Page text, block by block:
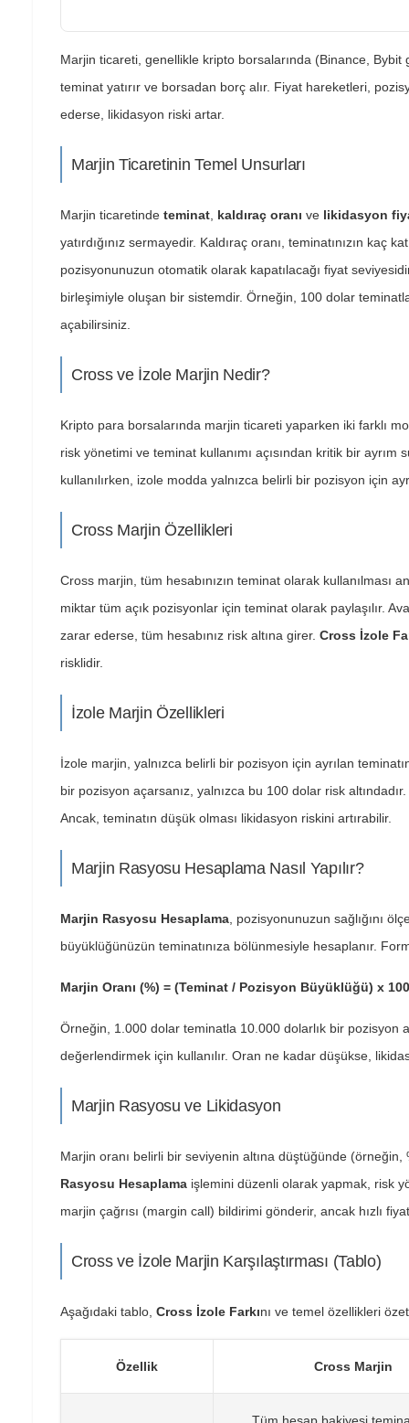
Marjin ticareti, genellikle kripto borsalarında (Binance, Bybit
teminat yatırır ve borsadan borç alır. Fiyat hareketleri,
ederse, likidasyon riski artar.
Marjin Ticaretinin Temel Unsurları
Marjin ticaretinde teminat kaldıraç oranı ve likidasyon
yatırdığınız sermayedir. Kaldıraç oranı, teminatınızın kaç
pozisyonunuzun otomatik olarak kapatılacağı fiyat
birleşimiyle oluşan bir sistemdir. Örneğin, 100 dolar
açabilirsiniz.
Cross ve İzole Marjin Nedir?
Kripto para borsalarında marjin ticareti yaparken iki farklı
risk yönetimi ve teminat kullanımı açısından kritik bir
kullanılırken, izole modda yalnızca belirli bir pozisyon için
Cross Marjin Özellikleri
Cross marjin, tüm hesabınızın teminat olarak kullanılması
miktar tüm açık pozisyonlar için teminat olarak paylaşılır.
zarar ederse, tüm hesabınız risk altına girer. Cross İzole
risklidir.
İzole Marjin Özellikleri
İzole marjin, yalnızca belirli bir pozisyon için ayrılan
bir pozisyon açarsanız, yalnızca bu 100 dolar risk
Ancak, teminatın düşük olması likidasyon riskini artırabilir.
Marjin Rasyosu Hesaplama Nasıl Yapılır?
Marjin Rasyosu Hesaplama , pozisyonunuzun sağlığını
büyüklüğünüzün teminatınıza bölünmesiyle hesaplanır.
Marjin Oranı (%) = (Teminat / Pozisyon Büyüklüğü) x 100
Örneğin, 1.000 dolar teminatla 10.000 dolarlık bir pozisyon
değerlendirmek için kullanılır. Oran ne kadar düşükse,
Marjin Rasyosu ve Likidasyon
Marjin oranı belirli bir seviyenin altına düştüğünde
Rasyosu Hesaplama işlemini düzenli olarak yapmak, risk
marjin çağrısı (margin call) bildirimi gönderir, ancak hızlı
Cross ve İzole Marjin Karşılaştırması (Tablo)
Aşağıdaki tablo, Cross İzole Farkını ve temel özellikleri
Özellik Cross Marjin